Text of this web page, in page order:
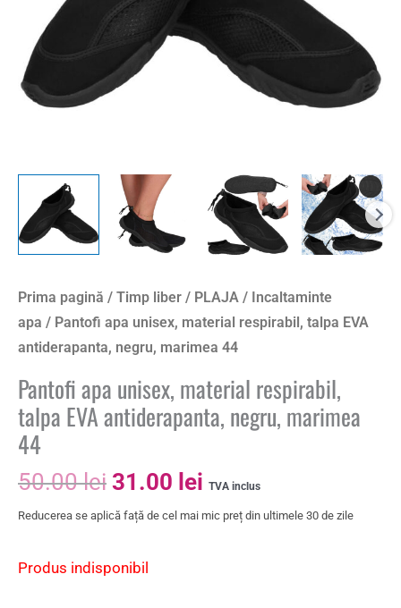
Prima pagină / Timp liber / PLAJA / Incaltaminte
apa / Pantofi apa unisex, material respirabil, talpa EVA
antiderapanta, negru, marimea 44
Pantofi apa unisex, material respirabil,
talpa EVA antiderapanta, negru, marimea
44
50.00lei 31.00 lei TVA inclus
Reducerea se aplică față de cel mai mic preț din ultimele 30 de zile
Produs indisponibil